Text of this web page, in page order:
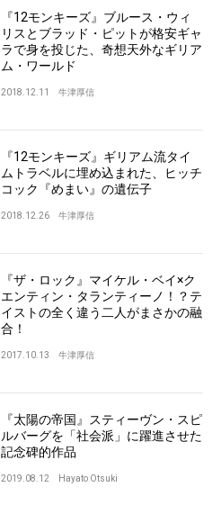
『12モンキーズ』ブルース・ウィ
リスとブラッド・ピットが格安ギャ
ラで身を投じた、奇想天外なギリア
ム・ワールド
2018.12.11 牛津厚信
『12モンキーズ』ギリアム流タイ
ムトラベルに埋め込まれた、ヒッチ
コック『めまい』の遺伝子
2018.12.26 牛津厚信
『ザ・ロック』マイケル・ベイ×ク
エンティン・タランティーノ！？テ
イストの全く違う二人がまさかの融
合！
2017.10.13 牛津厚信
『太陽の帝国』スティーヴン・スピ
ルバーグを「社会派」に躍進させた
記念碑的作品
2019.08.12 Hayato Otsuki